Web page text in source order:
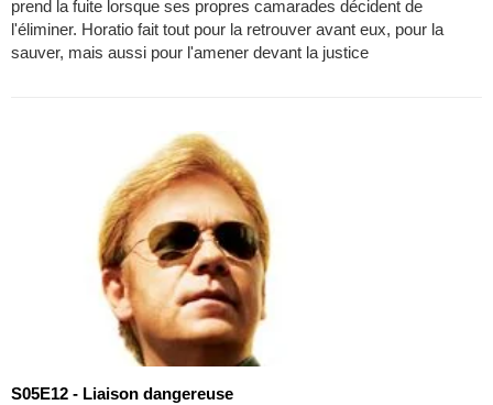
prend la fuite lorsque ses propres camarades décident de
l'éliminer. Horatio fait tout pour la retrouver avant eux, pour la
sauver, mais aussi pour l'amener devant la justice
S05E12 - Liaison dangereuse